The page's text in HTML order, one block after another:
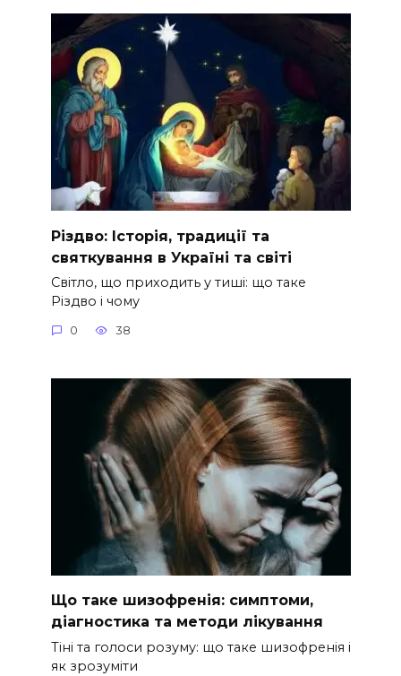
Різдво: Історія, традиції та
святкування в Україні та світі
Світло, що приходить у тиші: що таке
Різдво і чому
0 38
Що таке шизофренія: симптоми,
діагностика та методи лікування
Тіні та голоси розуму: що таке шизофренія і
як зрозуміти